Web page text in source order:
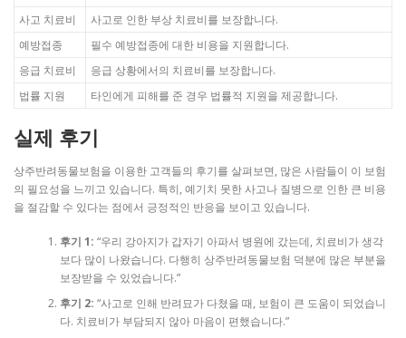
사고 치료비
사고로 인한 부상 치료비를 보장합니다.
예방접종
필수 예방접종에 대한 비용을 지원합니다.
응급 치료비
응급 상황에서의 치료비를 보장합니다.
법률 지원
타인에게 피해를 준 경우 법률적 지원을 제공합니다.
실제 후기
상주반려동물보험을 이용한 고객들의 후기를 살펴보면, 많은 사람들이 이 보험
의 필요성을 느끼고 있습니다. 특히, 예기치 못한 사고나 질병으로 인한 큰 비용
을 절감할 수 있다는 점에서 긍정적인 반응을 보이고 있습니다.
후기 1: “우리 강아지가 갑자기 아파서 병원에 갔는데, 치료비가 생각
보다 많이 나왔습니다. 다행히 상주반려동물보험 덕분에 많은 부분을
보장받을 수 있었습니다.”
후기 2: “사고로 인해 반려묘가 다쳤을 때, 보험이 큰 도움이 되었습니
다. 치료비가 부담되지 않아 마음이 편했습니다.”